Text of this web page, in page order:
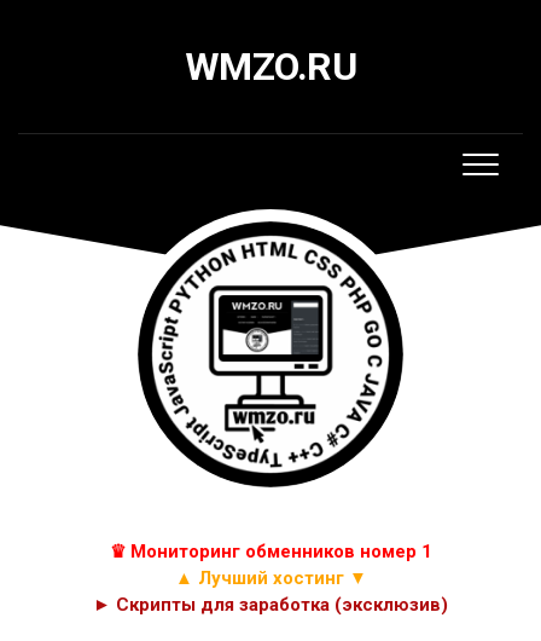
WMZO.RU
♛ Мониторинг обменников номер 1
▲ Лучший хостинг ▼
► Скрипты для заработка (эксклюзив)